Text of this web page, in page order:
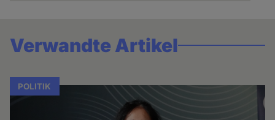
Verwandte Artikel
POLITIK